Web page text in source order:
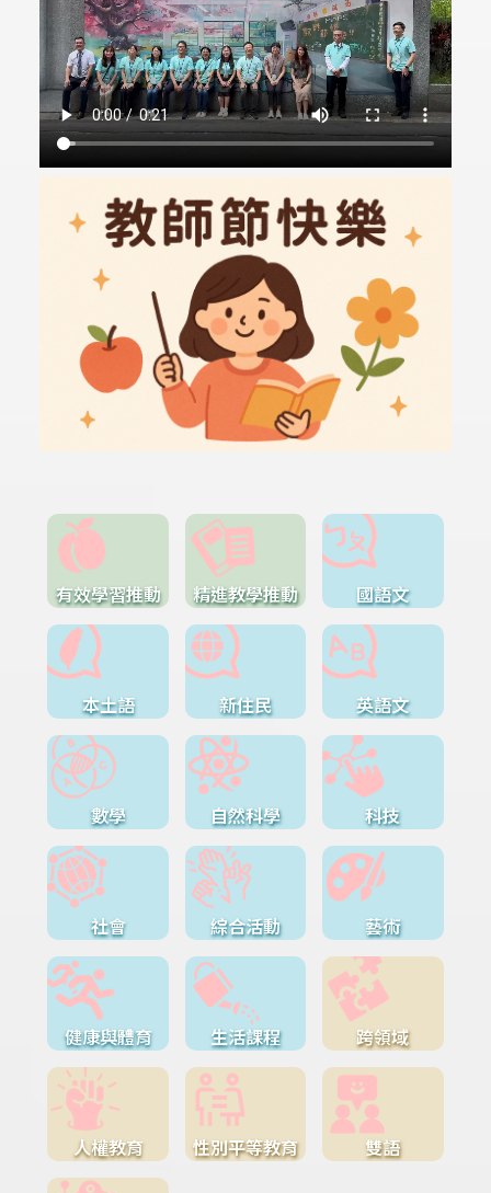
有效學習推動 精進教學推動 國語文
本土語 新住民 英語文
數學 自然科學 科技
社會 綜合活動 藝術
健康與體育 生活課程 跨領域
人權教育 性別平等教育 雙語